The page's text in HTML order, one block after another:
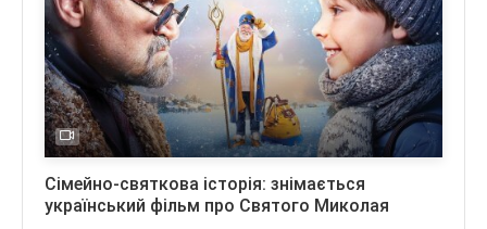
Сімейно-святкова історія: знімається
український фільм про Святого Миколая